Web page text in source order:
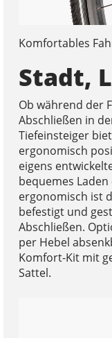
Komfortables
Stadt,
Ob während der
Abschließen in
Tiefeinsteiger
ergonomisch
eigens
bequemes
ergonomisch ist
befestigt und
Abschließen.
per Hebel
Komfort-Kit mit
Sattel.